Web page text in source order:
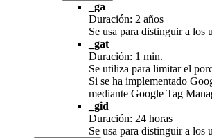
_ga
Duración: 2 años
Se usa para distinguir a los
_gat
Duración: 1 min.
Se utiliza para limitar el
Si se ha implementado
mediante Google Tag
_gid
Duración: 24 horas
Se usa para distinguir a los